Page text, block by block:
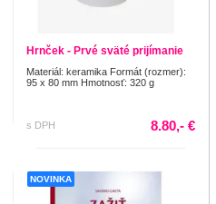
Hrnček - Prvé sväté prijímanie
Materiál: keramika Formát (rozmer):
95 x 80 mm Hmotnosť: 320 g
s DPH 8.80,- €
NOVINKA